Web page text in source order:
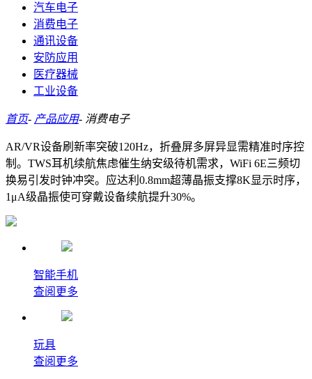
汽车电子
消费电子
通讯设备
安防应用
医疗器械
工业设备
首页- 产品应用- 消费电子
AR/VR设备刷新率突破120Hz，折叠屏多屏异显需精准时序控
制。TWS耳机续航焦虑催生纳安级待机需求，WiFi 6E三频切
换易引发时钟冲突。应达利0.8mm超薄晶振支撑8K显示时序，
1μA级晶振使可穿戴设备续航提升30%。
智能手机
查阅更多
玩具
查阅更多